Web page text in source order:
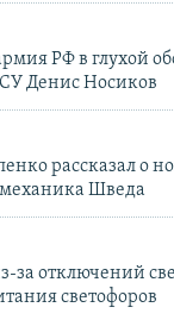
РФ в глухой
Денис Носиков
рассказал о
Шведа
за отключений
светофоров